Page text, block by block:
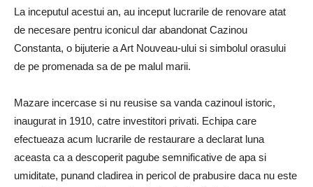
La inceputul acestui an, au inceput lucrarile de renovare atat
de necesare pentru iconicul dar abandonat Cazinou
Constanta, o bijuterie a Art Nouveau-ului si simbolul orasului
de pe promenada sa de pe malul marii.
Mazare incercase si nu reusise sa vanda cazinoul istoric,
inaugurat in 1910, catre investitori privati. Echipa care
efectueaza acum lucrarile de restaurare a declarat luna
aceasta ca a descoperit pagube semnificative de apa si
umiditate, punand cladirea in pericol de prabusire daca nu este